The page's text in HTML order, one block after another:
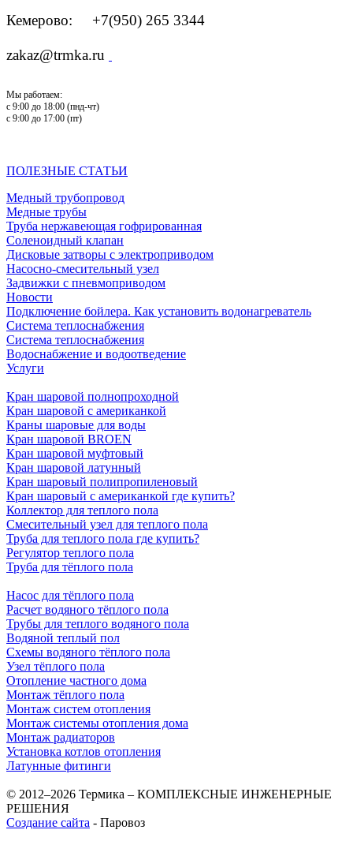
Кемерово: +7(950) 265 3344
zakaz@trmka.ru
Мы работаем:
с 9:00 до 18:00 (пнд-чт)
с 9:00 до 17:00 (пт)
ПОЛЕЗНЫЕ СТАТЬИ
Медный трубопровод
Медные трубы
Труба нержавеющая гофрированная
Соленоидный клапан
Дисковые затворы с электроприводом
Насосно-смесительный узел
Задвижки с пневмоприводом
Новости
Подключение бойлера. Как установить водонагреватель
Система теплоснабжения
Система теплоснабжения
Водоснабжение и водоотведение
Услуги
Кран шаровой полнопроходной
Кран шаровой с американкой
Краны шаровые для воды
Кран шаровой BROEN
Кран шаровой муфтовый
Кран шаровой латунный
Кран шаровый полипропиленовый
Кран шаровый с американкой где купить?
Коллектор для теплого пола
Смесительный узел для теплого пола
Труба для теплого пола где купить?
Регулятор теплого пола
Труба для тёплого пола
Насос для тёплого пола
Расчет водяного тёплого пола
Трубы для теплого водяного пола
Водяной теплый пол
Схемы водяного тёплого пола
Узел тёплого пола
Отопление частного дома
Монтаж тёплого пола
Монтаж систем отопления
Монтаж системы отопления дома
Монтаж радиаторов
Установка котлов отопления
Латунные фитинги
© 2012–2026 Термика – КОМПЛЕКСНЫЕ ИНЖЕНЕРНЫЕ
РЕШЕНИЯ
Создание сайта - Паровоз